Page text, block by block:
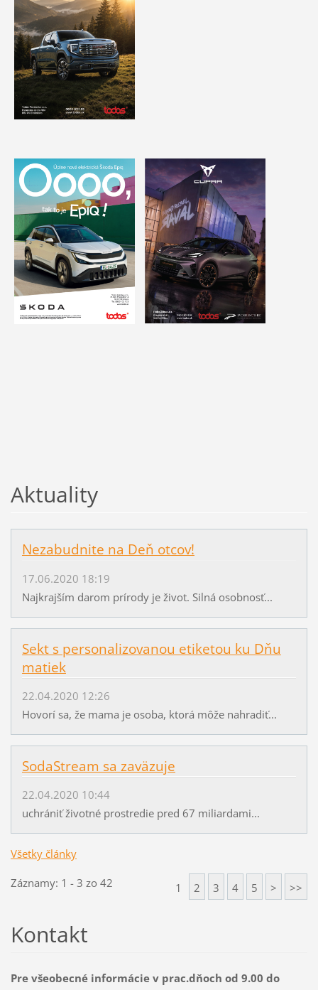
Aktuality
Nezabudnite na Deň otcov!
17.06.2020 18:19
Najkrajším darom prírody je život. Silná osobnosť...
Sekt s personalizovanou etiketou ku Dňu
matiek
22.04.2020 12:26
Hovorí sa, že mama je osoba, ktorá môže nahradiť...
SodaStream sa zaväzuje
22.04.2020 10:44
uchrániť životné prostredie pred 67 miliardami...
Všetky články
Záznamy: 1 - 3 zo 42 1 2 3 4 5 > >>
Kontakt
Pre všeobecné informácie v prac.dňoch od 9.00 do